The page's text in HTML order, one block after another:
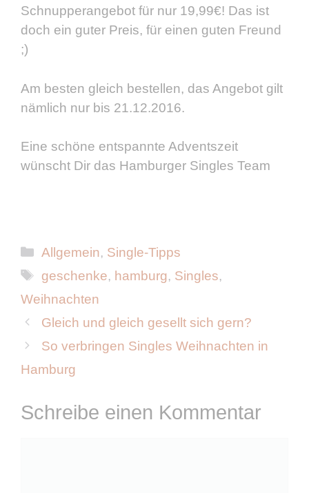
Schnupperangebot für nur 19,99€! Das ist
doch ein guter Preis, für einen guten Freund
;)
Am besten gleich bestellen, das Angebot gilt
nämlich nur bis 21.12.2016.
Eine schöne entspannte Adventszeit
wünscht Dir das Hamburger Singles Team
Kategorien
Allgemein, Single-Tipps
Schlagwörter
geschenke, hamburg, Singles,
Weihnachten
Gleich und gleich gesellt sich gern?
So verbringen Singles Weihnachten in
Hamburg
Schreibe einen Kommentar